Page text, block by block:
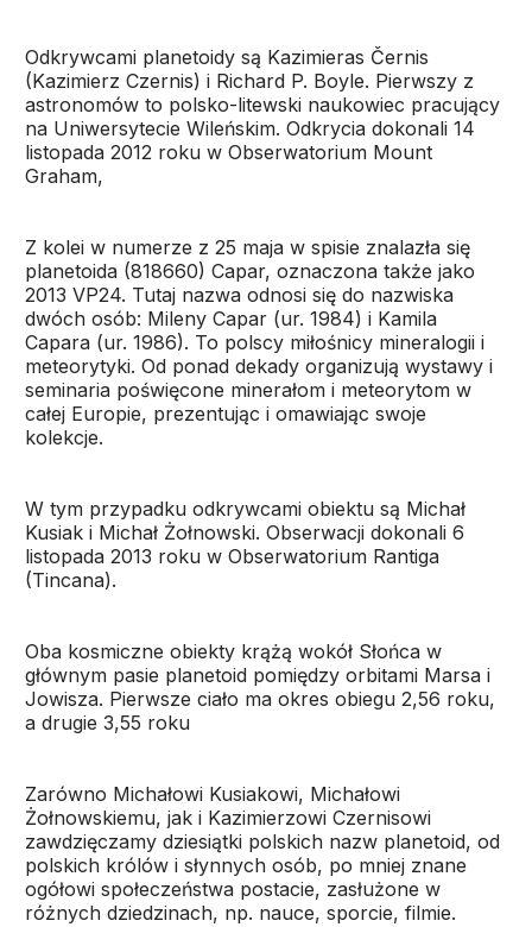
Odkrywcami planetoidy są Kazimieras Černis
(Kazimierz Czernis) i Richard P. Boyle. Pierwszy z
astronomów to polsko-litewski naukowiec pracujący
na Uniwersytecie Wileńskim. Odkrycia dokonali 14
listopada 2012 roku w Obserwatorium Mount
Graham,
Z kolei w numerze z 25 maja w spisie znalazła się
planetoida (818660) Capar, oznaczona także jako
2013 VP24. Tutaj nazwa odnosi się do nazwiska
dwóch osób: Mileny Capar (ur. 1984) i Kamila
Capara (ur. 1986). To polscy miłośnicy mineralogii i
meteorytyki. Od ponad dekady organizują wystawy i
seminaria poświęcone minerałom i meteorytom w
całej Europie, prezentując i omawiając swoje
kolekcje.
W tym przypadku odkrywcami obiektu są Michał
Kusiak i Michał Żołnowski. Obserwacji dokonali 6
listopada 2013 roku w Obserwatorium Rantiga
(Tincana).
Oba kosmiczne obiekty krążą wokół Słońca w
głównym pasie planetoid pomiędzy orbitami Marsa i
Jowisza. Pierwsze ciało ma okres obiegu 2,56 roku,
a drugie 3,55 roku
Zarówno Michałowi Kusiakowi, Michałowi
Żołnowskiemu, jak i Kazimierzowi Czernisowi
zawdzięczamy dziesiątki polskich nazw planetoid, od
polskich królów i słynnych osób, po mniej znane
ogółowi społeczeństwa postacie, zasłużone w
różnych dziedzinach, np. nauce, sporcie, filmie.